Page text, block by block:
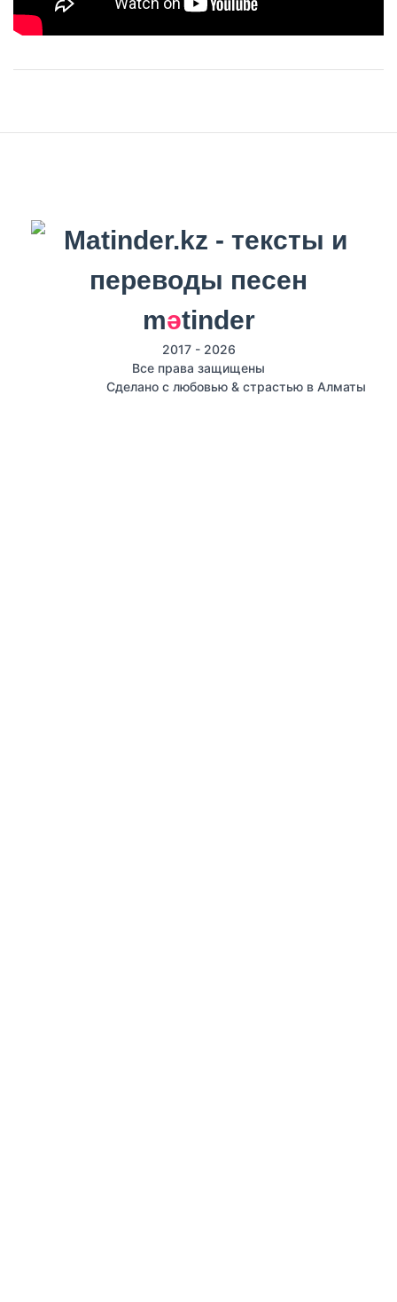
mәtinder
2017 - 2026
Все права защищены
Сделано с любовью & страстью в Алматы